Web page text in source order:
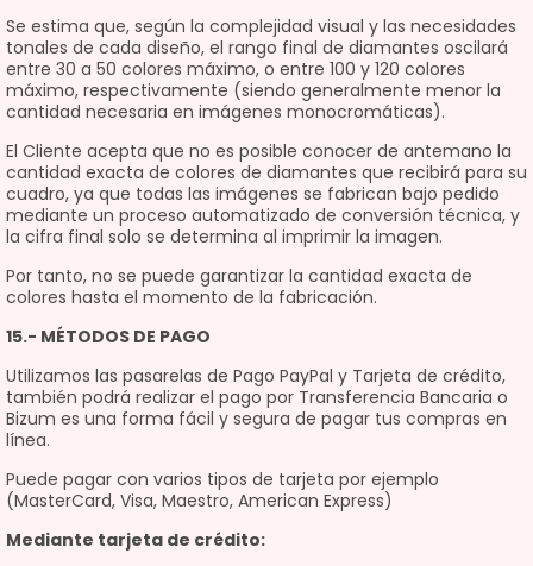
Se estima que, según la complejidad visual y las necesidades
tonales de cada diseño, el rango final de diamantes oscilará
entre 30 a 50 colores máximo, o entre 100 y 120 colores
máximo, respectivamente (siendo generalmente menor la
cantidad necesaria en imágenes monocromáticas).
El Cliente acepta que no es posible conocer de antemano la
cantidad exacta de colores de diamantes que recibirá para su
cuadro, ya que todas las imágenes se fabrican bajo pedido
mediante un proceso automatizado de conversión técnica, y
la cifra final solo se determina al imprimir la imagen.
Por tanto, no se puede garantizar la cantidad exacta de
colores hasta el momento de la fabricación.
15.- MÉTODOS DE PAGO
Utilizamos las pasarelas de Pago PayPal y Tarjeta de crédito,
también podrá realizar el pago por Transferencia Bancaria o
Bizum es una forma fácil y segura de pagar tus compras en
línea.
Puede pagar con varios tipos de tarjeta por ejemplo
(MasterCard, Visa, Maestro, American Express)
Mediante tarjeta de crédito: